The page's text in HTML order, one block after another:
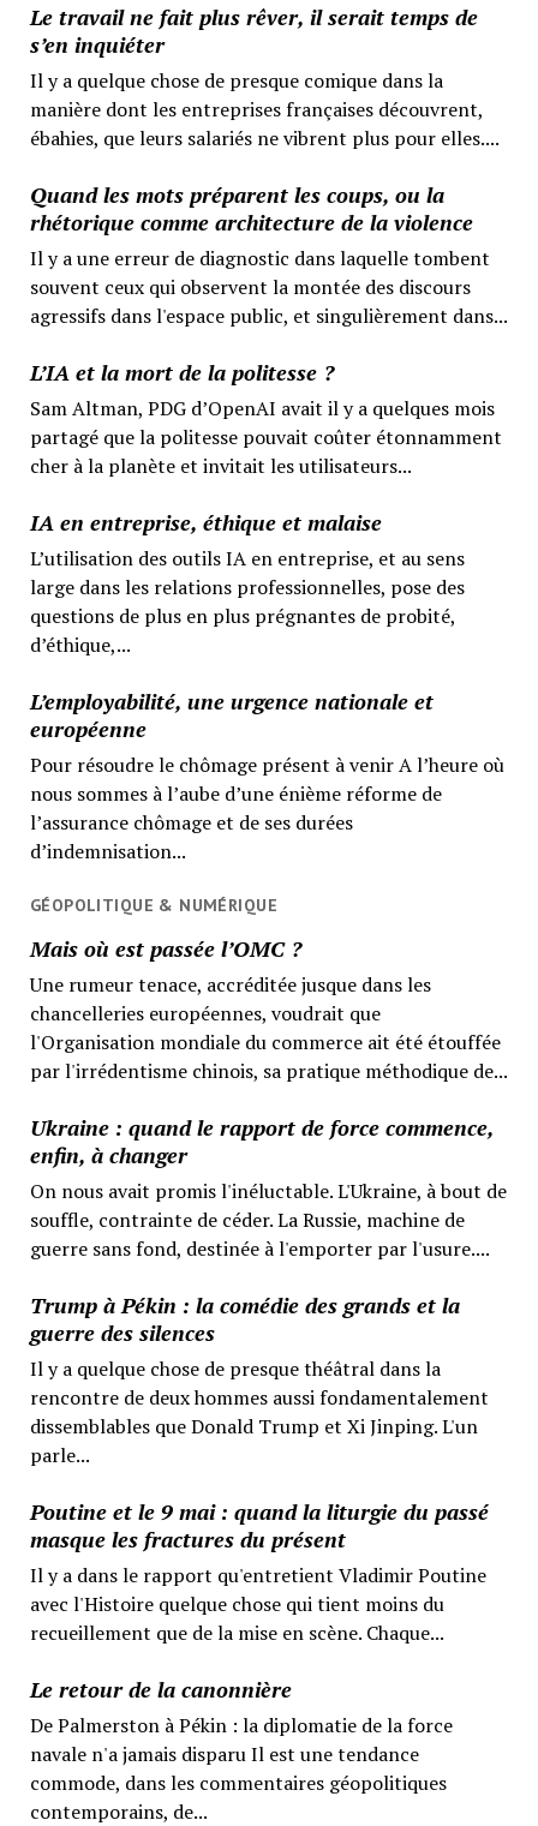
Le travail ne fait plus rêver, il serait temps de
s’en inquiéter
Il y a quelque chose de presque comique dans la
manière dont les entreprises françaises découvrent,
ébahies, que leurs salariés ne vibrent plus pour elles....
Quand les mots préparent les coups, ou la
rhétorique comme architecture de la violence
Il y a une erreur de diagnostic dans laquelle tombent
souvent ceux qui observent la montée des discours
agressifs dans l'espace public, et singulièrement dans...
L’IA et la mort de la politesse ?
Sam Altman, PDG d’OpenAI avait il y a quelques mois
partagé que la politesse pouvait coûter étonnamment
cher à la planète et invitait les utilisateurs...
IA en entreprise, éthique et malaise
L’utilisation des outils IA en entreprise, et au sens
large dans les relations professionnelles, pose des
questions de plus en plus prégnantes de probité,
d’éthique,...
L’employabilité, une urgence nationale et
européenne
Pour résoudre le chômage présent à venir A l’heure où
nous sommes à l’aube d’une énième réforme de
l’assurance chômage et de ses durées
d’indemnisation...
GÉOPOLITIQUE & NUMÉRIQUE
Mais où est passée l’OMC ?
Une rumeur tenace, accréditée jusque dans les
chancelleries européennes, voudrait que
l'Organisation mondiale du commerce ait été étouffée
par l'irrédentisme chinois, sa pratique méthodique de...
Ukraine : quand le rapport de force commence,
enfin, à changer
On nous avait promis l'inéluctable. L'Ukraine, à bout de
souffle, contrainte de céder. La Russie, machine de
guerre sans fond, destinée à l'emporter par l'usure....
Trump à Pékin : la comédie des grands et la
guerre des silences
Il y a quelque chose de presque théâtral dans la
rencontre de deux hommes aussi fondamentalement
dissemblables que Donald Trump et Xi Jinping. L'un
parle...
Poutine et le 9 mai : quand la liturgie du passé
masque les fractures du présent
Il y a dans le rapport qu'entretient Vladimir Poutine
avec l'Histoire quelque chose qui tient moins du
recueillement que de la mise en scène. Chaque...
Le retour de la canonnière
De Palmerston à Pékin : la diplomatie de la force
navale n'a jamais disparu Il est une tendance
commode, dans les commentaires géopolitiques
contemporains, de...